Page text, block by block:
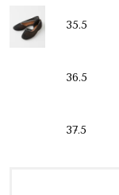
35.5
36.5
37.5